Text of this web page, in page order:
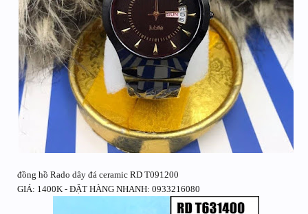
đồng hồ Rado dây đá ceramic RD T091200
GIÁ: 1400K - ĐẶT HÀNG NHANH: 0933216080